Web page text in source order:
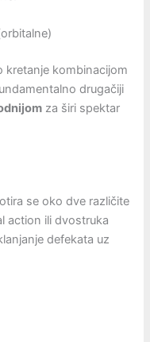
kretanje kombinacijom
drugačiji
za širi spektar
se oko dve različite
action ili dvostruka
defekata uz